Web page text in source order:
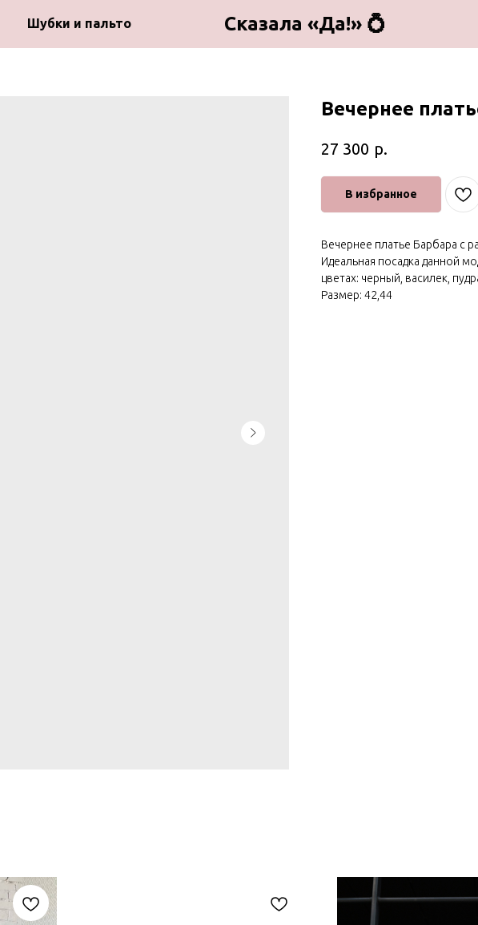
Сказала «Да!» 💍
Шубки и пальто
Вечернее
27 300 р.
В избранное
Вечернее платье Барбара с
Идеальная посадка данной
цветах: черный, василек,
Размер: 42,44